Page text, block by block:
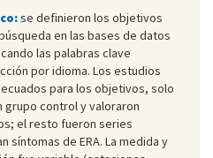
se definieron los objetivos
en las bases de datos
las palabras clave
por idioma. Los estudios
para los objetivos, solo
grupo control y valoraron
el resto fueron series
síntomas de ERA. La medida y